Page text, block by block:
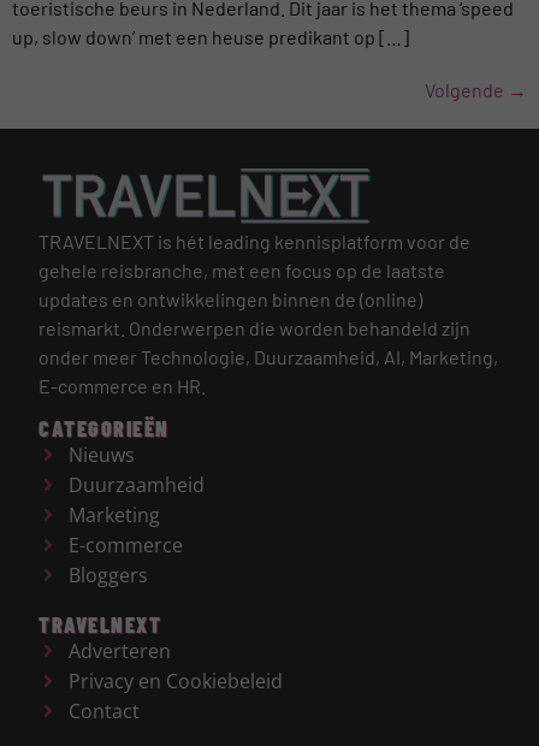
toeristische beurs in Nederland. Dit jaar is het thema ‘speed
up, slow down’ met een heuse predikant op […]
Volgende →
TRAVELNEXT is hét leading kennisplatform voor de
gehele reisbranche, met een focus op de laatste
updates en ontwikkelingen binnen de (online)
reismarkt. Onderwerpen die worden behandeld zijn
onder meer Technologie, Duurzaamheid, AI, Marketing,
E-commerce en HR.
CATEGORIEËN
Nieuws
Duurzaamheid
Marketing
E-commerce
Bloggers
TRAVELNEXT
Adverteren
Privacy en Cookiebeleid
Contact